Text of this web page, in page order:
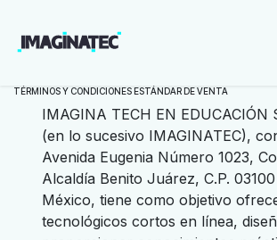
TÉRMINOS Y CONDICIONES ESTÁNDAR DE VENTA
IMAGINA TECH EN EDUCACIÓN
(en lo sucesivo IMAGINATEC),
Avenida Eugenia Número 1023,
Alcaldía Benito Juárez, C.P.
México, tiene como objetivo
tecnológicos cortos en línea,